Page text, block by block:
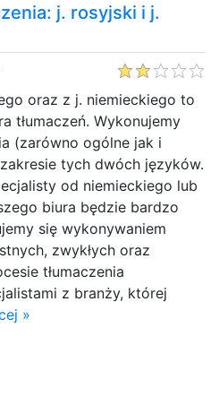
j. rosyjski i j.
oraz z j. niemieckiego to
tłumaczeń. Wykonujemy
(zarówno ogólne jak i
tych dwóch języków.
od niemieckiego lub
biura będzie bardzo
się wykonywaniem
zwykłych oraz
tłumaczenia
z branży, której
»